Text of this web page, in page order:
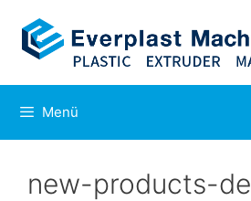
Menü
new-products-de